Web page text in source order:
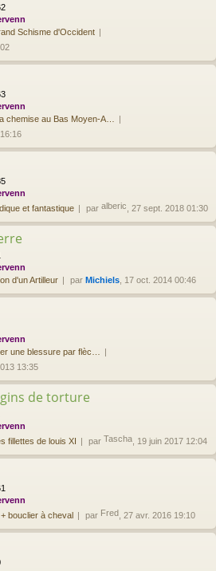
Schisme d'Occident
chemise au Bas Moyen-A…
et fantastique par alberic , 27 sept. 2018 01:30
d'un Artilleur par Michiels , 17 oct. 2014 00:46
une blessure par flèc…
13:35
de torture
fillettes de louis XI par Tascha , 19 juin 2017 12:04
bouclier à cheval par Fred , 27 avr. 2016 19:10